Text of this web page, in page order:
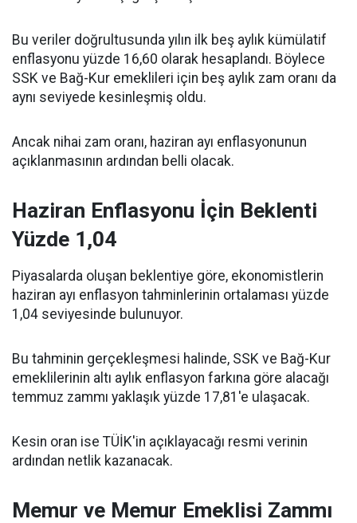
Bu veriler doğrultusunda yılın ilk beş aylık kümülatif
enflasyonu yüzde 16,60 olarak hesaplandı. Böylece
SSK ve Bağ-Kur emeklileri için beş aylık zam oranı da
aynı seviyede kesinleşmiş oldu.
Ancak nihai zam oranı, haziran ayı enflasyonunun
açıklanmasının ardından belli olacak.
Haziran Enflasyonu İçin Beklenti
Yüzde 1,04
Piyasalarda oluşan beklentiye göre, ekonomistlerin
haziran ayı enflasyon tahminlerinin ortalaması yüzde
1,04 seviyesinde bulunuyor.
Bu tahminin gerçekleşmesi halinde, SSK ve Bağ-Kur
emeklilerinin altı aylık enflasyon farkına göre alacağı
temmuz zammı yaklaşık yüzde 17,81'e ulaşacak.
Kesin oran ise TÜİK'in açıklayacağı resmi verinin
ardından netlik kazanacak.
Memur ve Memur Emeklisi Zammı